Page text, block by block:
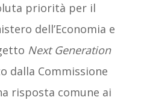
priorità per il
dell’Economia e
Next Generation
dalla Commissione
risposta comune ai